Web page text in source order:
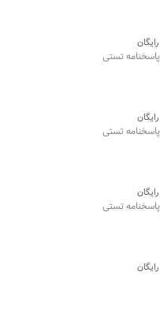
رایگان
پاسخنامه تستی
رایگان
پاسخنامه تستی
رایگان
پاسخنامه تستی
رایگان